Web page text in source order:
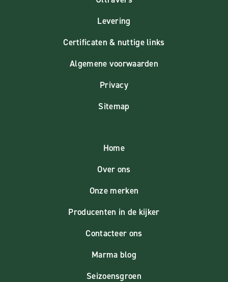
Levering
Certificaten & nuttige links
Algemene voorwaarden
Privacy
Sitemap
Home
Over ons
Onze merken
Producenten in de kijker
Contacteer ons
Marma blog
Seizoensgroen